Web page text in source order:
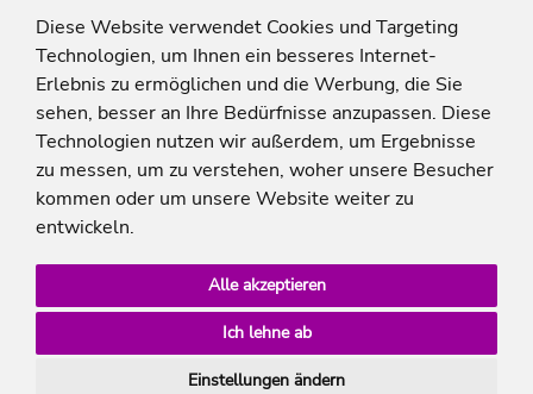
Diese Website verwendet Cookies und Targeting
Technologien, um Ihnen ein besseres Internet-
Erlebnis zu ermöglichen und die Werbung, die Sie
sehen, besser an Ihre Bedürfnisse anzupassen. Diese
Technologien nutzen wir außerdem, um Ergebnisse
zu messen, um zu verstehen, woher unsere Besucher
kommen oder um unsere Website weiter zu
entwickeln.
Alle akzeptieren
Ich lehne ab
Einstellungen ändern
ich-will-familienurlaub
Rechtliches
auf die Summe der Preise der Einzelleistungen.
**Streichpreise beziehen sich auf die ursprünglichen Preise des Reiseveranstalters.